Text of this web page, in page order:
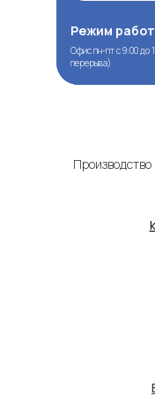
Режим
Офис пн-пт с 9:00 до
перерыва)
Режим
Офис пн-пт с 9:00 до
перерыва)
Производство